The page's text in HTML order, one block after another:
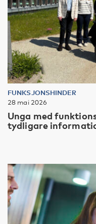
FUNKSJONSHINDER
28 mai 2026
Unga med
tydligare